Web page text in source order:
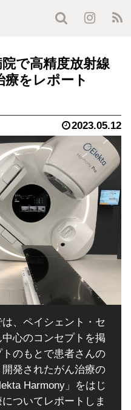
で高精度放射線
をレポート
2023.05.12
、ペイシェント・セ
心のコンセプトを掲
のもとで患者さんの
発されたがん治療の
Harmony」をはじ
ついてレポートしま